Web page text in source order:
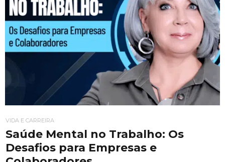
VIDA E CARREIRA
Saúde Mental no Trabalho: Os
Desafios para Empresas e